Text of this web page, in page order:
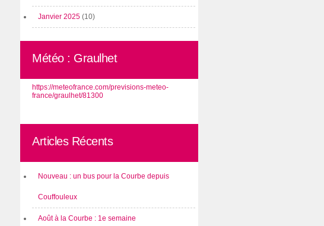
Janvier 2025 (10)
Météo : Graulhet
https://meteofrance.com/previsions-meteo-
france/graulhet/81300
Articles Récents
Nouveau : un bus pour la Courbe depuis
Couffouleux
Août à la Courbe : 1e semaine